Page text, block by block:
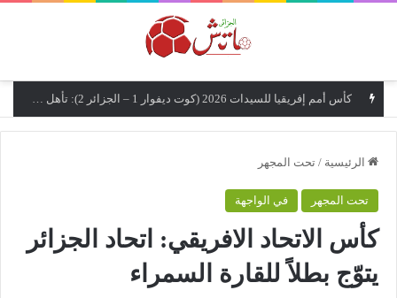
كأس أمم إفريقيا للسيدات 2026 (كوت ديفوار 1 – الجزائر 2): تأهل تاريخي مزدوج إلى نصف النهائي وإلى نهائيات كأس العالم 2027
الرئيسية / تحت المجهر
تحت المجهر في الواجهة
كأس الاتحاد الافريقي: اتحاد الجزائر
يتوّج بطلاً للقارة السمراء